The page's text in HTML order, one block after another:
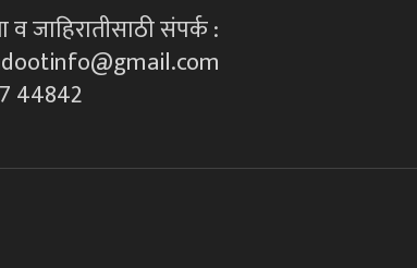
व जाहिरातीसाठी संपर्क :
44842